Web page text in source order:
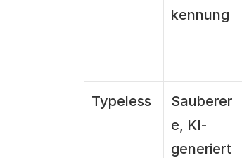
kennung
Typeless
Sauberer
e, KI-
generiert